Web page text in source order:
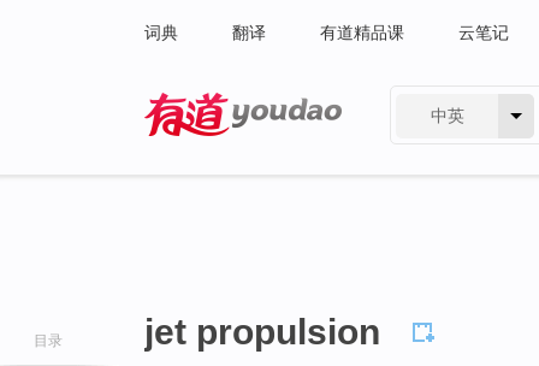
词典 翻译 有道精品课 云笔记
中英
目录 jet propulsion